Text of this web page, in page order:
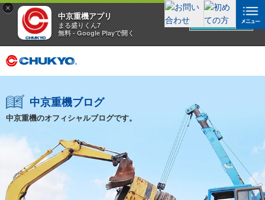
×
中京重機アプリ
まる盛りくん7
無料 - Google Playで開く
アプリを見る
中京重機ブログ
中京重機のオフィシャルブログです。